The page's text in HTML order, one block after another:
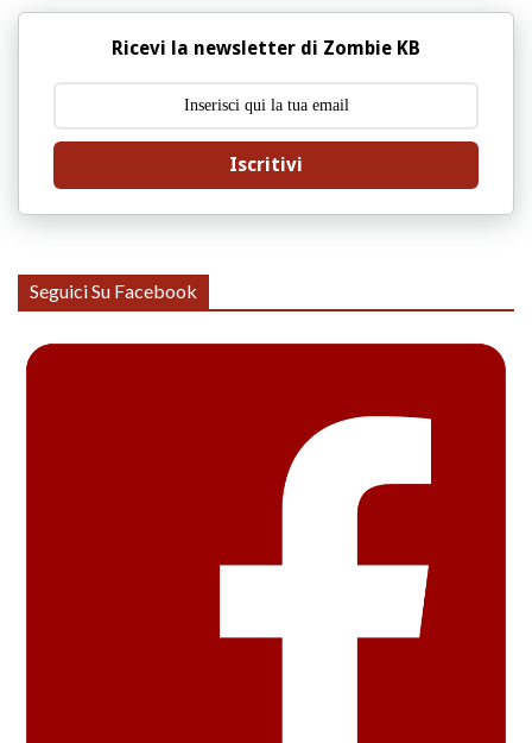
Ricevi la newsletter di Zombie KB
Iscritivi
Seguici Su Facebook